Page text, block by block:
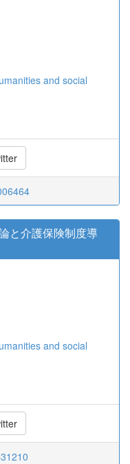
and social
と介護保険制度導
and social